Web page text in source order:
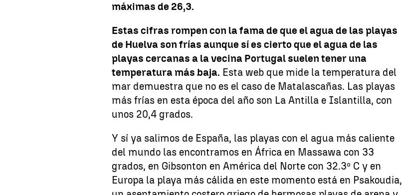
máximas de 26,3.
Estas cifras rompen con la fama de que el agua de las playas
de Huelva son frías aunque sí es cierto que el agua de las
playas cercanas a la vecina Portugal suelen tener una
temperatura más baja. Esta web que mide la temperatura del
mar demuestra que no es el caso de Matalascañas. Las playas
más frías en esta época del año son La Antilla e Islantilla, con
unos 20,4 grados.
Y sí ya salimos de España, las playas con el agua más caliente
del mundo las encontramos en África en Massawa con 33
grados, en Gibsonton en América del Norte con 32.3º C y en
Europa la playa más cálida en este momento está en Psakoudia,